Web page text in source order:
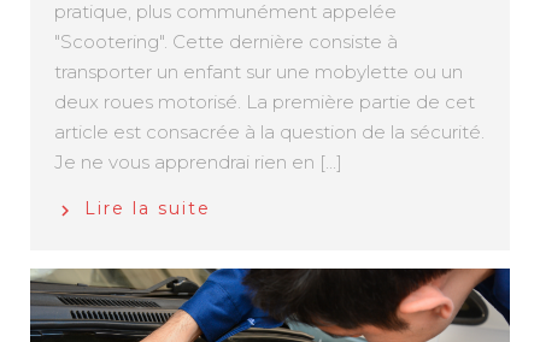
pratique, plus communément appelée
"Scootering". Cette dernière consiste à
transporter un enfant sur une mobylette ou un
deux roues motorisé. La première partie de cet
article est consacrée à la question de la sécurité.
Je ne vous apprendrai rien en [...]
Lire la suite